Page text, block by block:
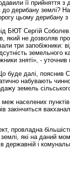
її прийняття з
дерибану землі?
цьому дерибану з
БЮТ Сергій
який не дозволяв
три запобіжники:
земельного
зняті», - уточнив
буде далі, пояснив
набувають
земель
населених
закінчиться
провладна
які на даний
державній і